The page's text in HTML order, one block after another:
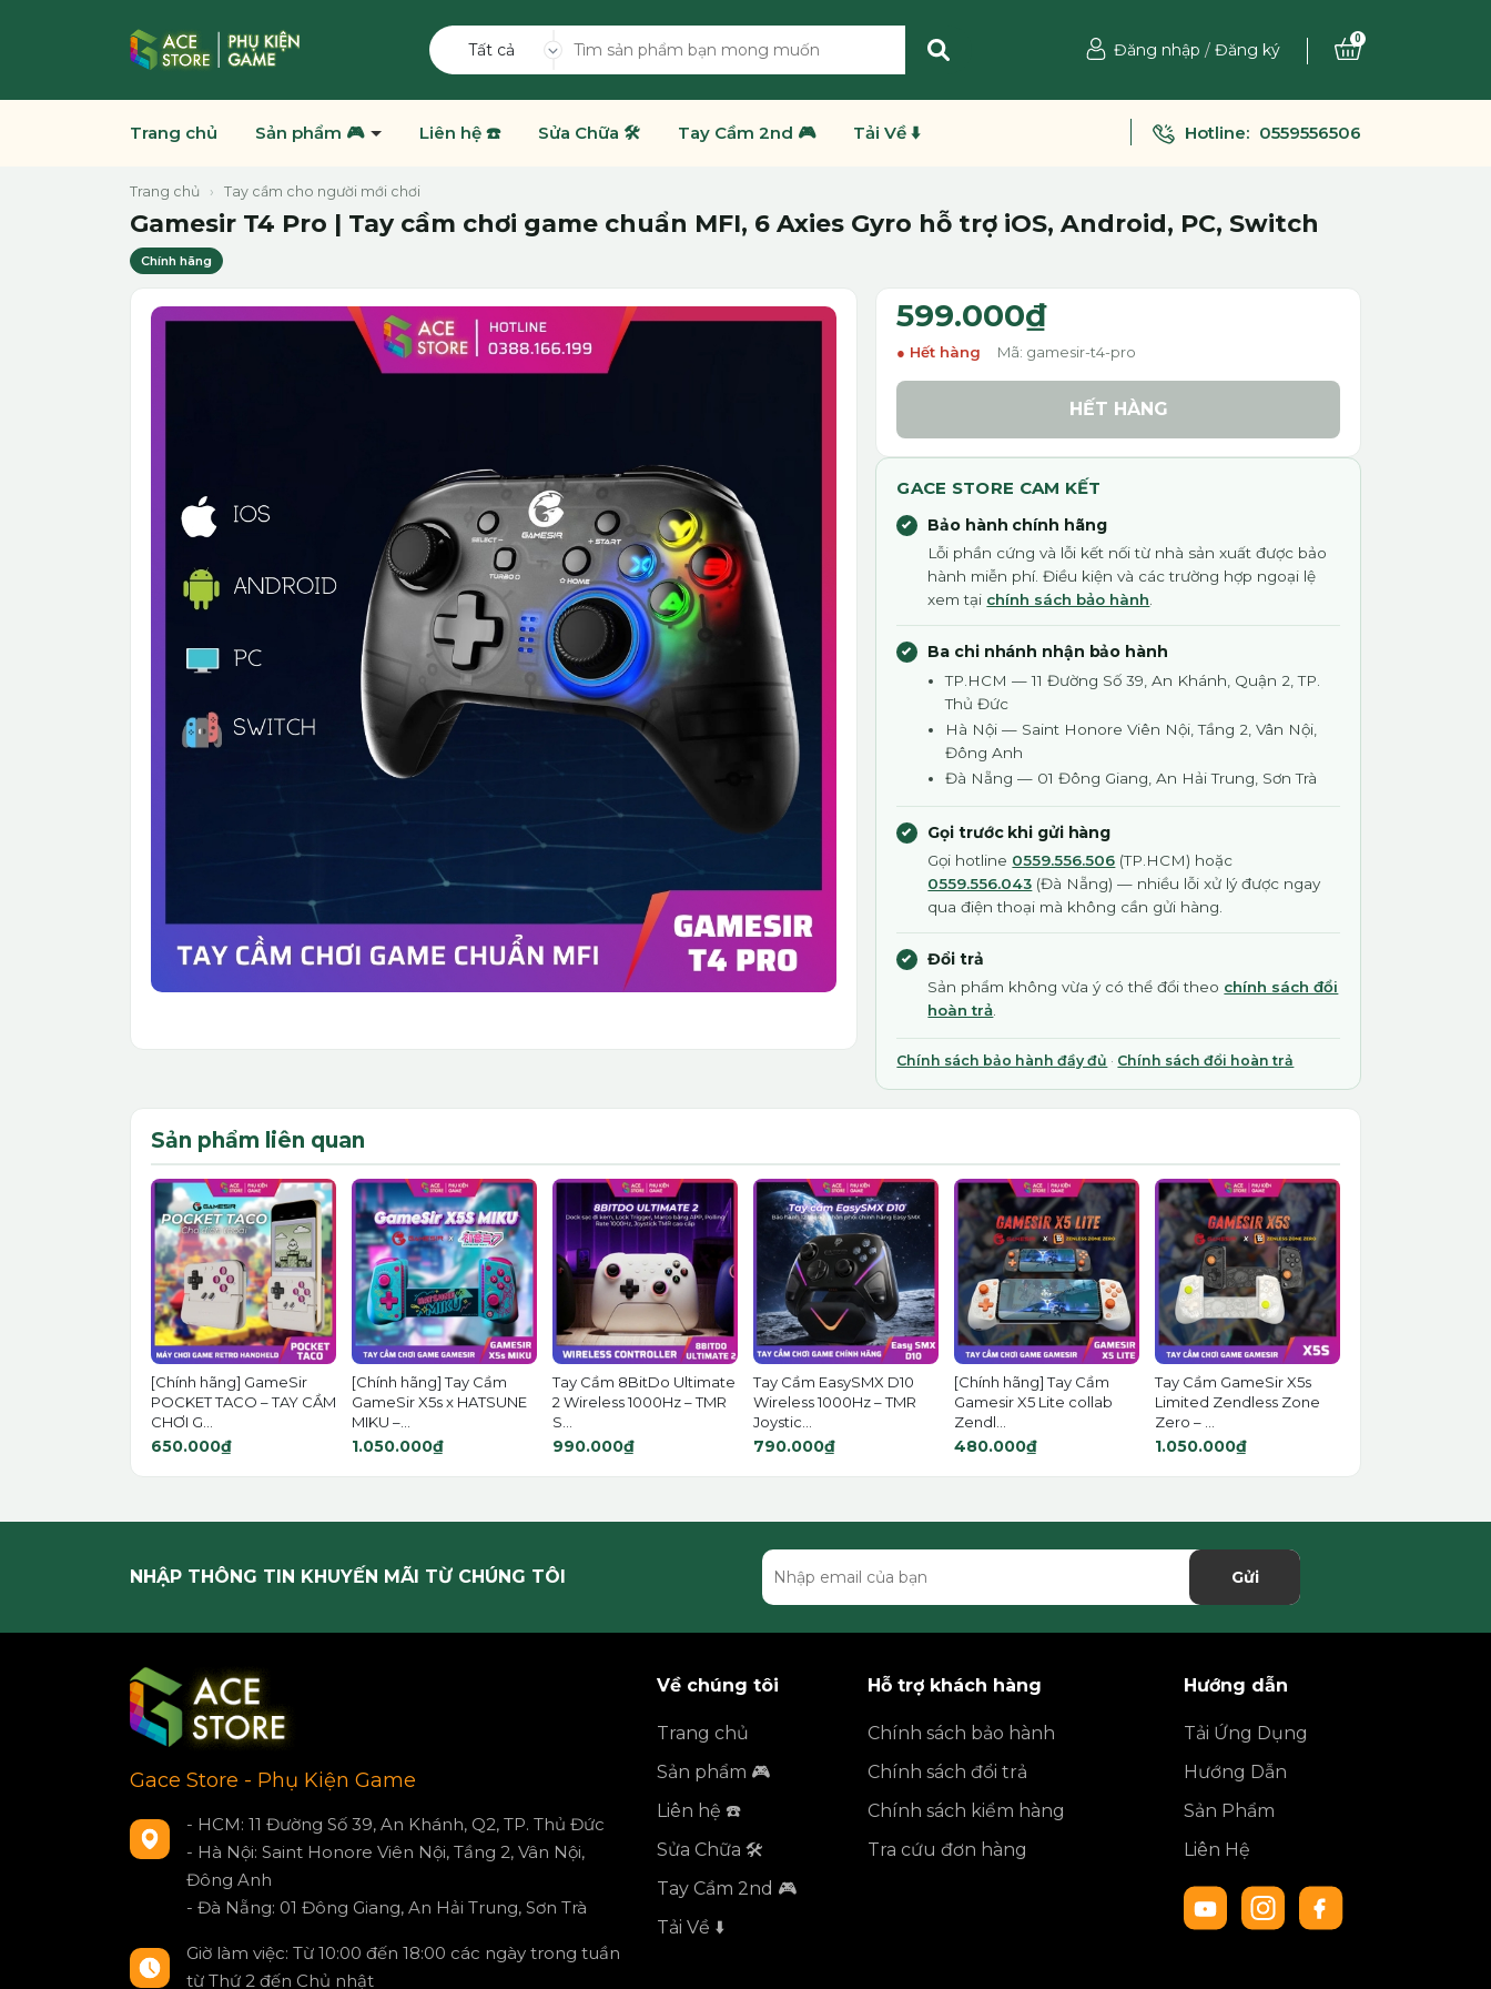
Tất cả Đăng nhập / Đăng ký
0
Trang chủ Sản phẩm 🎮 Liên hệ ☎️ Sửa Chữa 🛠️ Tay Cầm 2nd 🎮 Tải Về ⬇️ Hotline: 0559556506
Trang chủ › Tay cầm cho người mới chơi
Gamesir T4 Pro | Tay cầm chơi game chuẩn MFI, 6 Axies Gyro hỗ trợ iOS, Android, PC, Switch
Chính hãng
599.000₫
Hết hàng Mã: gamesir-t4-pro
HẾT HÀNG
GACE STORE CAM KẾT
Bảo hành chính hãng
Lỗi phần cứng và lỗi kết nối từ nhà sản xuất được bảo
hành miễn phí. Điều kiện và các trường hợp ngoại lệ
xem tại chính sách bảo hành
Ba chi nhánh nhận bảo hành
TP.HCM — 11 Đường Số 39, An Khánh, Quận 2, TP.
Thủ Đức
Hà Nội — Saint Honore Viên Nội, Tầng 2, Vân Nội,
Đông Anh
Đà Nẵng — 01 Đông Giang, An Hải Trung, Sơn Trà
Gọi trước khi gửi hàng
Gọi hotline 0559.556.506 (TP.HCM) hoặc
0559.556.043 (Đà Nẵng) — nhiều lỗi xử lý được ngay
qua điện thoại mà không cần gửi hàng.
Đổi trả
Sản phẩm không vừa ý có thể đổi theo chính sách đổi
hoàn trả
Chính sách bảo hành đầy đủ · Chính sách đổi hoàn trả
Sản phẩm liên quan
[Chính hãng] GameSir
POCKET TACO – TAY CẦM
CHƠI G...
650.000₫
[Chính hãng] Tay Cầm
GameSir X5s x HATSUNE
MIKU –...
1.050.000₫
Tay Cầm 8BitDo Ultimate
2 Wireless 1000Hz – TMR
S...
990.000₫
Tay Cầm EasySMX D10
Wireless 1000Hz – TMR
Joystic...
790.000₫
[Chính hãng] Tay Cầm
Gamesir X5 Lite collab
Zendl...
480.000₫
Tay Cầm GameSir X5s
Limited Zendless Zone
Zero – ...
1.050.000₫
NHẬP THÔNG TIN KHUYẾN MÃI TỪ CHÚNG TÔI Gửi
Gace Store - Phụ Kiện Game
- HCM: 11 Đường Số 39, An Khánh, Q2, TP. Thủ Đức
- Hà Nội: Saint Honore Viên Nội, Tầng 2, Vân Nội,
Đông Anh
- Đà Nẵng: 01 Đông Giang, An Hải Trung, Sơn Trà
Giờ làm việc: Từ 10:00 đến 18:00 các ngày trong tuần
từ Thứ 2 đến Chủ nhật
Về chúng tôi
Trang chủ
Sản phẩm 🎮
Liên hệ ☎️
Sửa Chữa 🛠️
Tay Cầm 2nd 🎮
Tải Về ⬇️
Hỗ trợ khách hàng
Chính sách bảo hành
Chính sách đổi trả
Chính sách kiểm hàng
Tra cứu đơn hàng
Hướng dẫn
Tải Ứng Dụng
Hướng Dẫn
Sản Phẩm
Liên Hệ